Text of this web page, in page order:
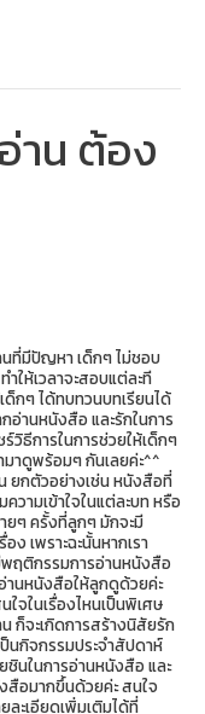
าน ต้อง
นที่มีปัญหา เด็กๆ ไม่ชอบ
ให้เวลาจะสอบแต่ละที
กๆ ได้ทบทวนบทเรียนได้
อ่านหนังสือ และรักในการ
วิธีการในการช่วยให้เด็กๆ
มาดูพร้อมๆ กันเลยค่ะ^^
ยกตัวอย่างเช่น หนังสือที่
วามเข้าใจในแต่ละบท หรือ
ยๆ ครั้งที่ลูกๆ มักจะมี
เพราะฉะนั้นหากเรา
ฤติกรรมการอ่านหนังสือ
านหนังสือให้ลูกดูด้วยค่ะ
จในเรื่องไหนเป็นพิเศษ
ก็จะเกิดการสร้างนิสัยรัก
นกิจกรรมประจำสัปดาห์
นในการอ่านหนังสือ และ
สือมากขึ้นด้วยค่ะ สนใจ
ละเอียดเพิ่มเติมได้ที่